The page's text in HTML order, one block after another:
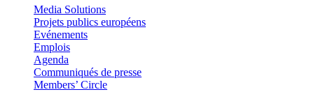
Media Solutions
Projets publics européens
Evénements
Emplois
Agenda
Communiqués de presse
Members’ Circle